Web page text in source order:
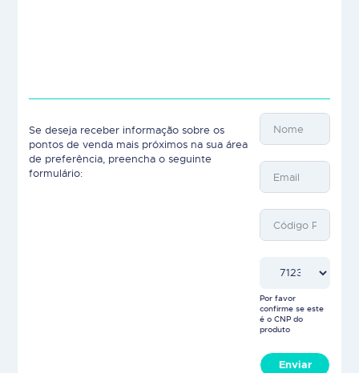
Se deseja receber informação sobre os
pontos de venda mais próximos na sua área
de preferência, preencha o seguinte
formulário:
Por favor
confirme se este
é o CNP do
produto
Enviar